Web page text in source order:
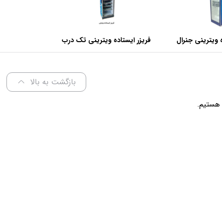
ویترینی جنرال
فریزر ایستاده ویترینی تک درب
عرض 70 سانتی متر
بازگشت به بالا